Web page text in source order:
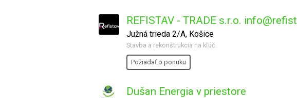
REFISTAV - TRADE s.r.o.
Južná trieda 2/A, Košice
Stavba a rekonštrukcia na kľúč.
Požiadať o ponuku
Dušan Energia v priestore